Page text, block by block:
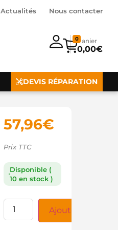
Actualités Nous contacter
0,00€
0
DEVIS RÉPARATION
57,96€
Prix TTC
Disponible (
10 en stock )
Ajouter au